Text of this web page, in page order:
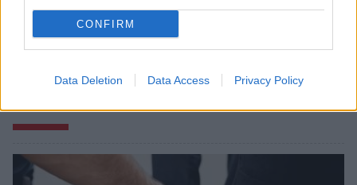
CONFIRM
Data Deletion Data Access Privacy Policy